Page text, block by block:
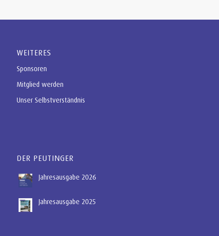
WEITERES
Sponsoren
Mitglied werden
Unser Selbstverständnis
DER PEUTINGER
Jahresausgabe 2026
Jahresausgabe 2025